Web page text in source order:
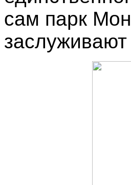
сам парк